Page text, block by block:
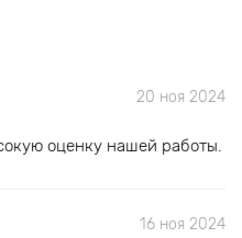
20 ноя 2024
оценку нашей работы.
16 ноя 2024